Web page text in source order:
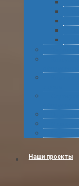
Наши проекты